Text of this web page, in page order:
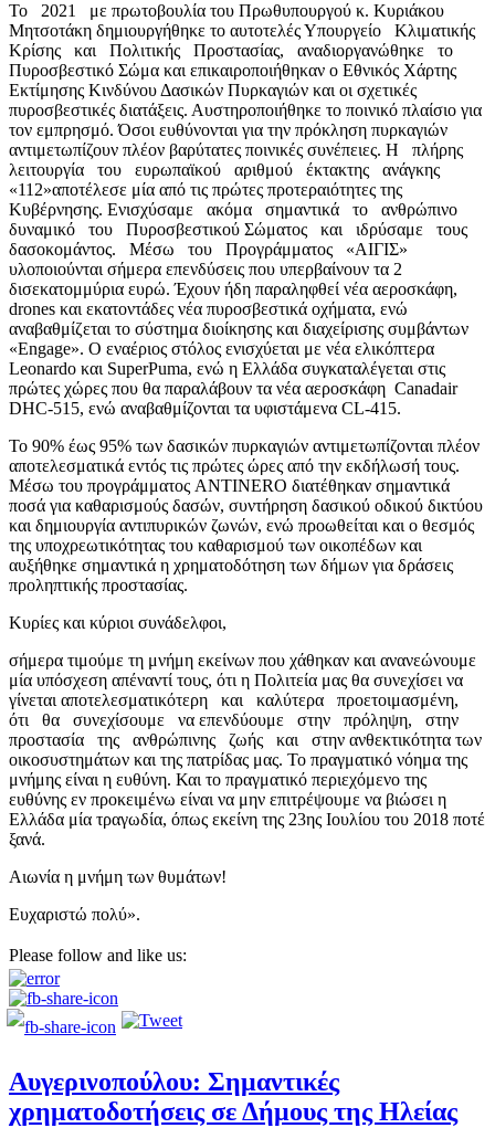
Το 2021 με πρωτοβουλία του Πρωθυπουργού κ. Κυριάκου
Μητσοτάκη δημιουργήθηκε το αυτοτελές Υπουργείο Κλιματικής
Κρίσης και Πολιτικής Προστασίας, αναδιοργανώθηκε το
Πυροσβεστικό Σώμα και επικαιροποιήθηκαν ο Εθνικός Χάρτης
Εκτίμησης Κινδύνου Δασικών Πυρκαγιών και οι σχετικές
πυροσβεστικές διατάξεις. Αυστηροποιήθηκε το ποινικό πλαίσιο για
τον εμπρησμό. Όσοι ευθύνονται για την πρόκληση πυρκαγιών
αντιμετωπίζουν πλέον βαρύτατες ποινικές συνέπειες. Η πλήρης
λειτουργία του ευρωπαϊκού αριθμού έκτακτης ανάγκης
«112»αποτέλεσε μία από τις πρώτες προτεραιότητες της
Κυβέρνησης. Ενισχύσαμε ακόμα σημαντικά το ανθρώπινο
δυναμικό του Πυροσβεστικού Σώματος και ιδρύσαμε τους
δασοκομάντος. Μέσω του Προγράμματος «ΑΙΓΙΣ»
υλοποιούνται σήμερα επενδύσεις που υπερβαίνουν τα 2
δισεκατομμύρια ευρώ. Έχουν ήδη παραληφθεί νέα αεροσκάφη,
drones και εκατοντάδες νέα πυροσβεστικά οχήματα, ενώ
αναβαθμίζεται το σύστημα διοίκησης και διαχείρισης συμβάντων
«Engage». Ο εναέριος στόλος ενισχύεται με νέα ελικόπτερα
Leonardo και SuperPuma, ενώ η Ελλάδα συγκαταλέγεται στις
πρώτες χώρες που θα παραλάβουν τα νέα αεροσκάφη Canadair
DHC-515, ενώ αναβαθμίζονται τα υφιστάμενα CL-415.
Το 90% έως 95% των δασικών πυρκαγιών αντιμετωπίζονται πλέον
αποτελεσματικά εντός τις πρώτες ώρες από την εκδήλωσή τους.
Μέσω του προγράμματος ANTINERO διατέθηκαν σημαντικά
ποσά για καθαρισμούς δασών, συντήρηση δασικού οδικού δικτύου
και δημιουργία αντιπυρικών ζωνών, ενώ προωθείται και ο θεσμός
της υποχρεωτικότητας του καθαρισμού των οικοπέδων και
αυξήθηκε σημαντικά η χρηματοδότηση των δήμων για δράσεις
προληπτικής προστασίας.
Κυρίες και κύριοι συνάδελφοι,
σήμερα τιμούμε τη μνήμη εκείνων που χάθηκαν και ανανεώνουμε
μία υπόσχεση απέναντί τους, ότι η Πολιτεία μας θα συνεχίσει να
γίνεται αποτελεσματικότερη και καλύτερα προετοιμασμένη,
ότι θα συνεχίσουμε να επενδύουμε στην πρόληψη, στην
προστασία της ανθρώπινης ζωής και στην ανθεκτικότητα των
οικοσυστημάτων και της πατρίδας μας. Το πραγματικό νόημα της
μνήμης είναι η ευθύνη. Και το πραγματικό περιεχόμενο της
ευθύνης εν προκειμένω είναι να μην επιτρέψουμε να βιώσει η
Ελλάδα μία τραγωδία, όπως εκείνη της 23ης Ιουλίου του 2018 ποτέ
ξανά.
Αιωνία η μνήμη των θυμάτων!
Ευχαριστώ πολύ».
Please follow and like us:
Αυγερινοπούλου: Σημαντικές
χρηματοδοτήσεις σε Δήμους της Ηλείας